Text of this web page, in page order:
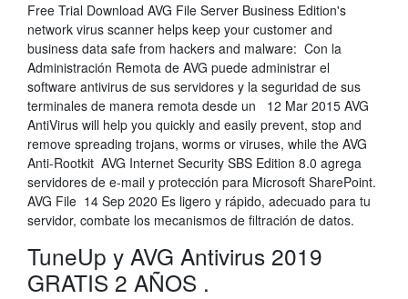
Free Trial Download AVG File Server Business Edition's
network virus scanner helps keep your customer and
business data safe from hackers and malware: Con la
Administración Remota de AVG puede administrar el
software antivirus de sus servidores y la seguridad de sus
terminales de manera remota desde un 12 Mar 2015 AVG
AntiVirus will help you quickly and easily prevent, stop and
remove spreading trojans, worms or viruses, while the AVG
Anti-Rootkit AVG Internet Security SBS Edition 8.0 agrega
servidores de e-mail y protección para Microsoft SharePoint.
AVG File 14 Sep 2020 Es ligero y rápido, adecuado para tu
servidor, combate los mecanismos de filtración de datos.
TuneUp y AVG Antivirus 2019
GRATIS 2 AÑOS .